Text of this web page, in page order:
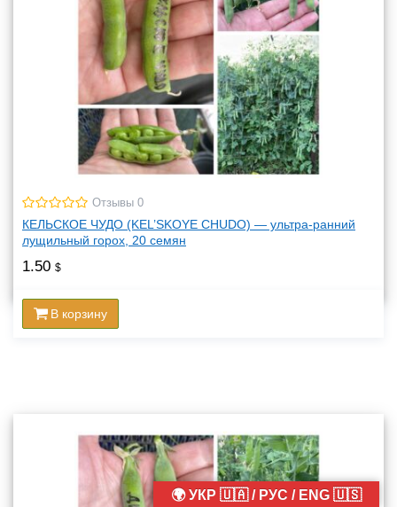
Отзывы 0
КЕЛЬСКОЕ ЧУДО (KEL’SKOYЕ CHUDO) — ультра-ранний
лущильный горох, 20 семян
1.50 $
В корзину
🌍 УКР 🇺🇦 / РУС / ENG 🇺🇸